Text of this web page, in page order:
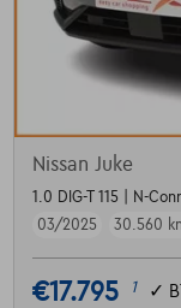
Nissan Juke
1.0 DIG-T 115 | N-
03/2025
30.560
€17.795 1 ✓